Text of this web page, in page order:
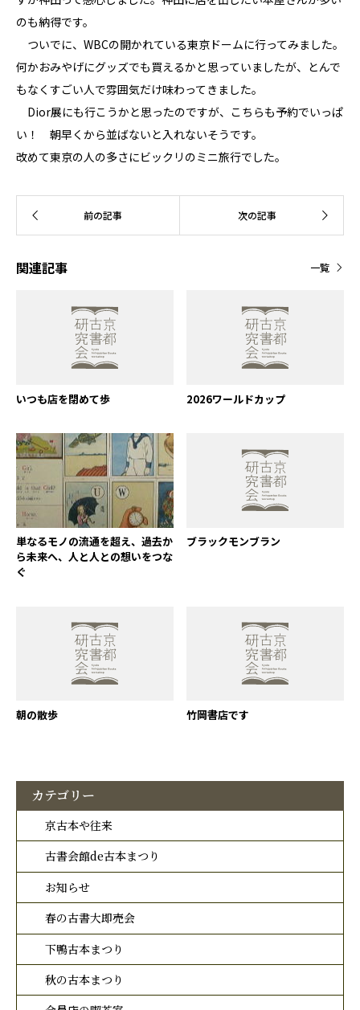
のも納得です。
ついでに、WBCの開かれている東京ドームに行ってみました。
何かおみやげにグッズでも買えるかと思っていましたが、とんで
もなくすごい人で雰囲気だけ味わってきました。
Dior展にも行こうかと思ったのですが、こちらも予約でいっぱ
い！ 朝早くから並ばないと入れないそうです。
改めて東京の人の多さにビックリのミニ旅行でした。
関連記事 一覧
いつも店を閉めて歩 2026ワールドカップ
単なるモノの流通を超え、過去か
ら未来へ、人と人との想いをつな
ぐ
ブラックモンブラン
朝の散歩 竹岡書店です
カテゴリー
京古本や往来
古書会館de古本まつり
お知らせ
春の古書大即売会
下鴨古本まつり
秋の古本まつり